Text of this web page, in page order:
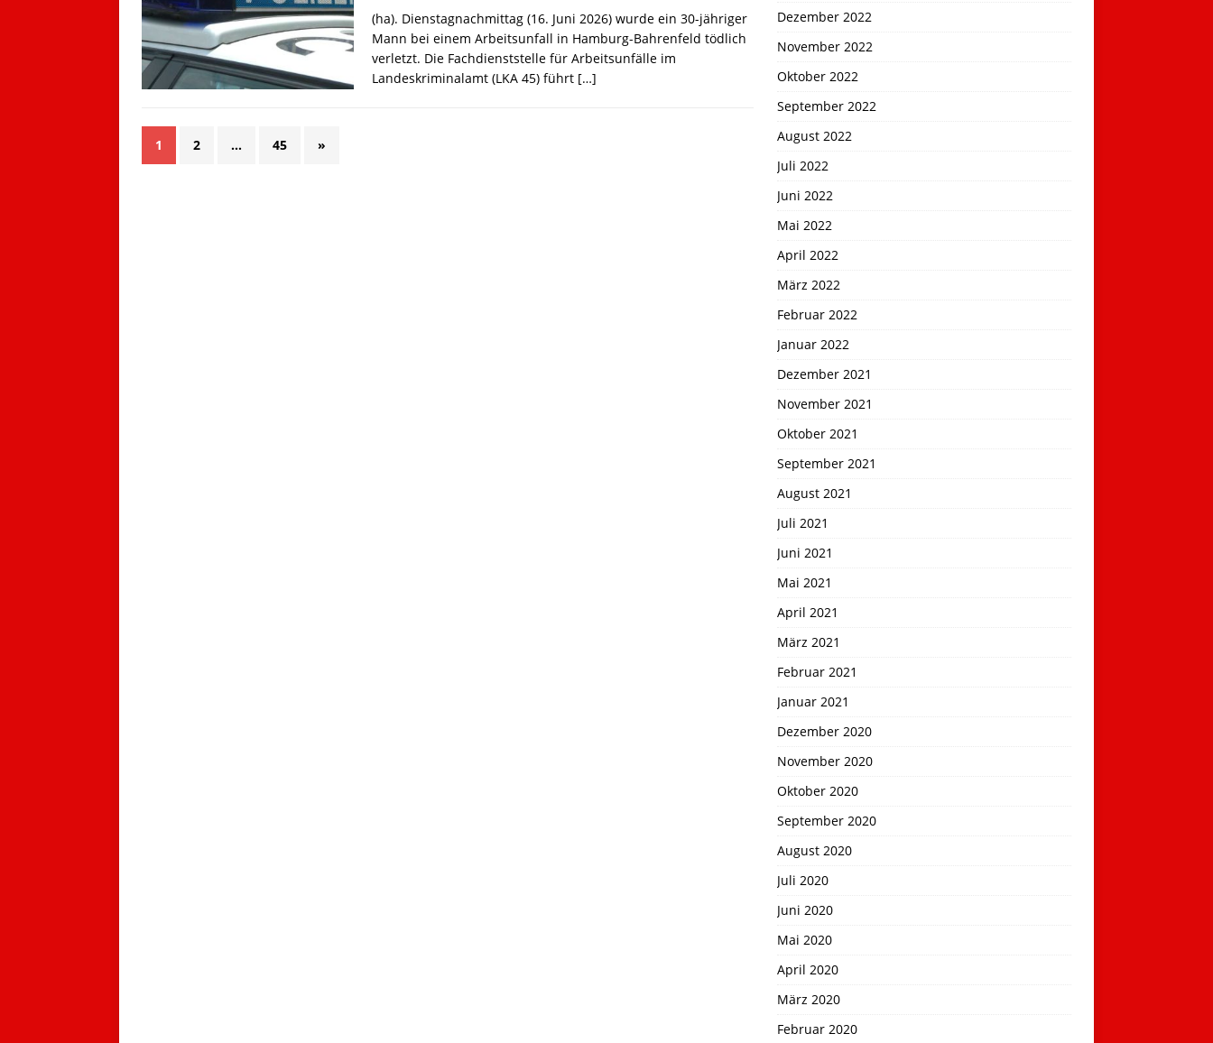
(ha). Dienstagnachmittag (16. Juni 2026) wurde ein 30-jähriger
Mann bei einem Arbeitsunfall in Hamburg-Bahrenfeld tödlich
verletzt. Die Fachdienststelle für Arbeitsunfälle im
Landeskriminalamt (LKA 45) führt […]
1 2 … 45 »
Dezember 2022
November 2022
Oktober 2022
September 2022
August 2022
Juli 2022
Juni 2022
Mai 2022
April 2022
März 2022
Februar 2022
Januar 2022
Dezember 2021
November 2021
Oktober 2021
September 2021
August 2021
Juli 2021
Juni 2021
Mai 2021
April 2021
März 2021
Februar 2021
Januar 2021
Dezember 2020
November 2020
Oktober 2020
September 2020
August 2020
Juli 2020
Juni 2020
Mai 2020
April 2020
März 2020
Februar 2020